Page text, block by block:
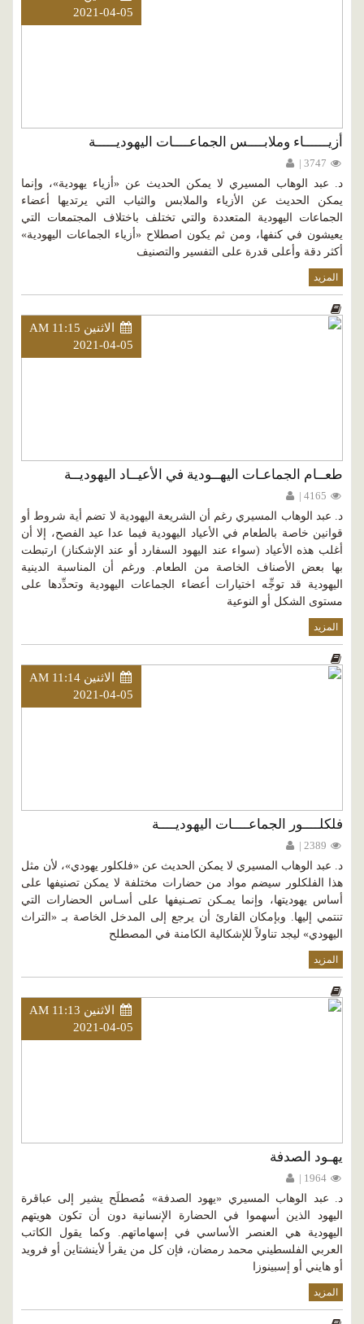
2021-04-05
أزيــــــاء وملابــــس الجماعــــات اليهوديـــــة
د. عبد الوهاب المسيري لا يمكن الحديث عن «أزياء يهودية»، وإنما
يمكن الحديث عن الأزياء والملابس والثياب التي يرتديها أعضاء
الجماعات اليهودية المتعددة والتي تختلف باختلاف المجتمعات التي
يعيشون في كنفها، ومن ثم يكون اصطلاح «أزياء الجماعات اليهودية»
أكثر دقة وأعلى قدرة على التفسير والتصنيف
المزيد
الاثنين AM 11:15
2021-04-05
طعــام الجماعـات اليهــودية في الأعيــاد اليهوديــة
د. عبد الوهاب المسيري رغم أن الشريعة اليهودية لا تضم أية شروط أو
قوانين خاصة بالطعام في الأعياد اليهودية فيما عدا عيد الفصح، إلا أن
أغلب هذه الأعياد (سواء عند اليهود السفارد أو عند الإشكناز) ارتبطت
بها بعض الأصناف الخاصة من الطعام. ورغم أن المناسبة الدينية
اليهودية قد توجِّه اختيارات أعضاء الجماعات اليهودية وتحدِّدها على
مستوى الشكل أو النوعية
المزيد
الاثنين AM 11:14
2021-04-05
فلكلــــور الجماعــــات اليهوديــــة
د. عبد الوهاب المسيري لا يمكن الحديث عن «فلكلور يهودي»، لأن مثل
هذا الفلكلور سيضم مواد من حضارات مختلفة لا يمكن تصنيفها على
أساس يهوديتها، وإنما يمـكن تصـنيفها على أسـاس الحضارات التي
تنتمي إليها. وبإمكان القارئ أن يرجع إلى المدخل الخاصة بـ «التراث
اليهودي» ليجد تناولاً للإشكالية الكامنة في المصطلح
المزيد
الاثنين AM 11:13
2021-04-05
يهـود الصدفة
د. عبد الوهاب المسيري «يهود الصدفة» مُصطلَح يشير إلى عباقرة
اليهود الذين أسهموا في الحضارة الإنسانية دون أن تكون هويتهم
اليهودية هي العنصر الأساسي في إسهاماتهم. وكما يقول الكاتب
العربي الفلسطيني محمد رمضان، فإن كل من يقرأ لأينشتاين أو فرويد
أو هايني أو إسبينوزا
المزيد